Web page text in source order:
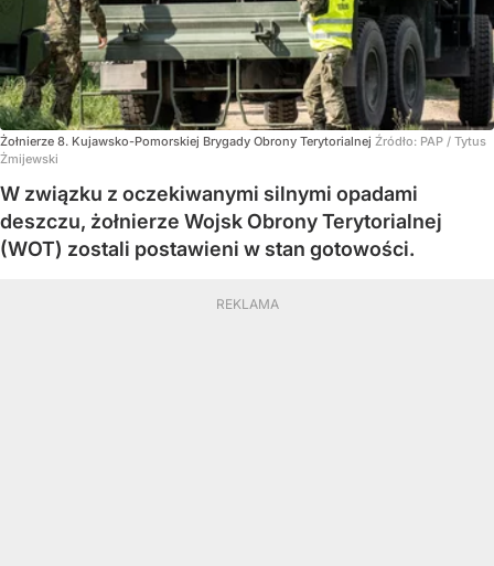
Żołnierze 8. Kujawsko-Pomorskiej Brygady Obrony Terytorialnej Źródło: PAP / Tytus
Żmijewski
W związku z oczekiwanymi silnymi opadami
deszczu, żołnierze Wojsk Obrony Terytorialnej
(WOT) zostali postawieni w stan gotowości.